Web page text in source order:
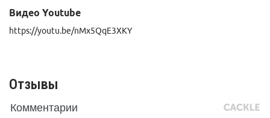
Видео Youtube
https://youtu.be/nMx5QqE3XKY
Отзывы
Комментарии